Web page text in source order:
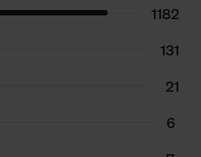
1182
131
21
6